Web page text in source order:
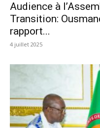
Audience à
Transition:
rapport...
4 juillet 2025